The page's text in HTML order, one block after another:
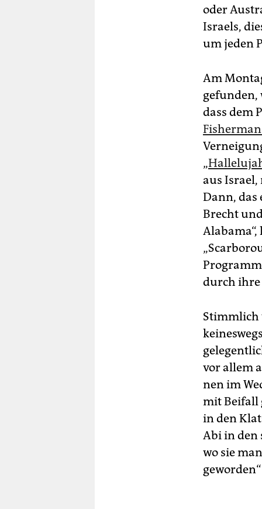
oder
Israels,
um jeden
Am
gefunden,
dass dem
„
aus Israel,
Dann, das
Brecht
durch ihre
Stimmlich
vor allem
nen im
mit Beifall
in den
Abi in den
wo sie